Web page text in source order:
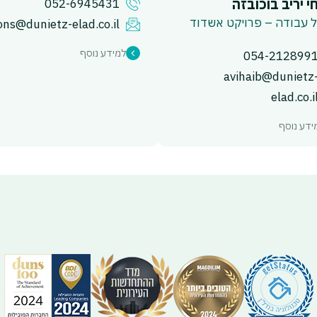
יריב בוכובזה
עבודה – פרויקט אשדוד
054-2128991
avihaib@dunietz-
נוסף
052-6945431
elad.co.il
למידע נוסף